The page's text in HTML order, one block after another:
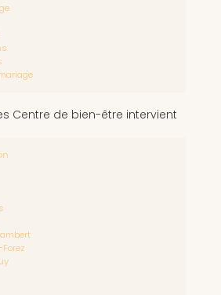
Centre de bien-être intervient